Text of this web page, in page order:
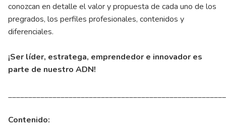
conozcan en detalle el valor y propuesta de cada uno de los
pregrados, los perfiles profesionales, contenidos y
diferenciales.
¡Ser líder, estratega, emprendedor e innovador es
parte de nuestro ADN!
Contenido: